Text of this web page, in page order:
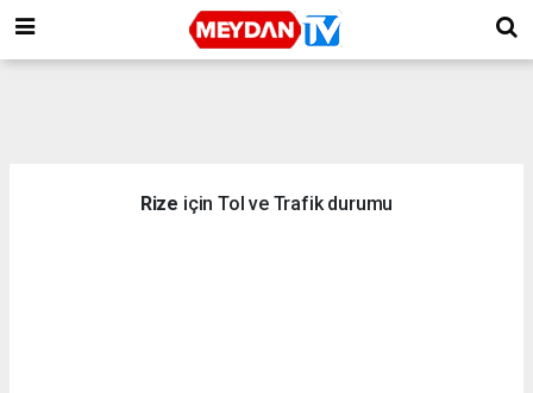
Rize için Tol ve Trafik durumu